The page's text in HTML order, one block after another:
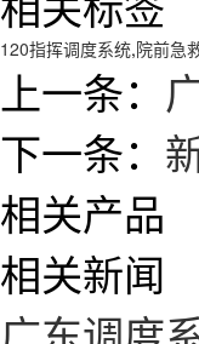
120指挥调度系统,院前急
上一条：
下一条：
相关产品
相关新闻